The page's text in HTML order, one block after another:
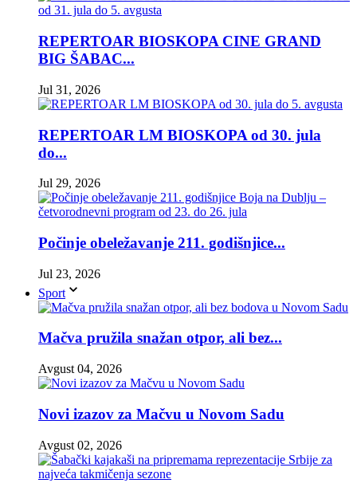
REPERTOAR BIOSKOPA CINE GRAND
BIG ŠABAC...
Jul 31, 2026
REPERTOAR LM BIOSKOPA od 30. jula
do...
Jul 29, 2026
Počinje obeležavanje 211. godišnjice...
Jul 23, 2026
Sport
Mačva pružila snažan otpor, ali bez...
Avgust 04, 2026
Novi izazov za Mačvu u Novom Sadu
Avgust 02, 2026